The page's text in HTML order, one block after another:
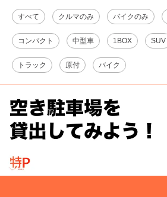
すべて クルマのみ バイクのみ
コンパクト 中型車 1BOX SUV
トラック 原付 バイク